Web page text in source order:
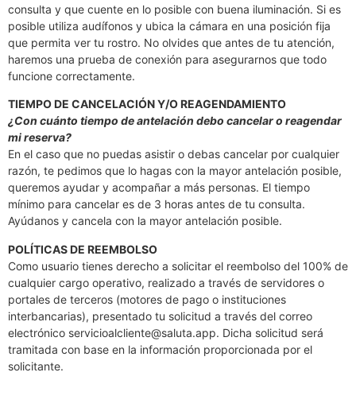
consulta y que cuente en lo posible con buena iluminación. Si es
posible utiliza audífonos y ubica la cámara en una posición fija
que permita ver tu rostro. No olvides que antes de tu atención,
haremos una prueba de conexión para asegurarnos que todo
funcione correctamente.
TIEMPO DE CANCELACIÓN Y/O REAGENDAMIENTO
¿Con cuánto tiempo de antelación debo cancelar o reagendar
mi reserva?
En el caso que no puedas asistir o debas cancelar por cualquier
razón, te pedimos que lo hagas con la mayor antelación posible,
queremos ayudar y acompañar a más personas. El tiempo
mínimo para cancelar es de 3 horas antes de tu consulta.
Ayúdanos y cancela con la mayor antelación posible.
POLÍTICAS DE REEMBOLSO
Como usuario tienes derecho a solicitar el reembolso del 100% de
cualquier cargo operativo, realizado a través de servidores o
portales de terceros (motores de pago o instituciones
interbancarias), presentado tu solicitud a través del correo
electrónico servicioalcliente@saluta.app. Dicha solicitud será
tramitada con base en la información proporcionada por el
solicitante.